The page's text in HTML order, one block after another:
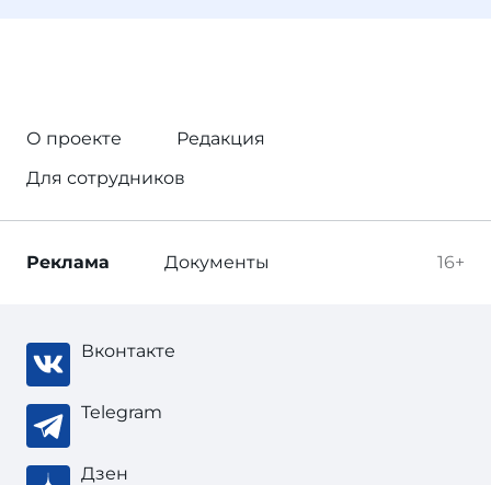
О проекте
Редакция
Для сотрудников
16+
Реклама Документы
Вконтакте
Telegram
Дзен